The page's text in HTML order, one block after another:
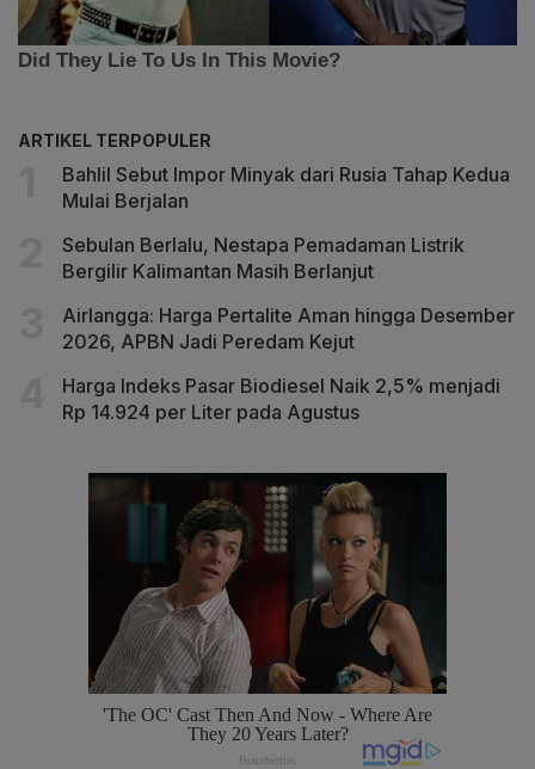
ARTIKEL TERPOPULER
Bahlil Sebut Impor Minyak dari Rusia Tahap Kedua
Mulai Berjalan
Sebulan Berlalu, Nestapa Pemadaman Listrik
Bergilir Kalimantan Masih Berlanjut
Airlangga: Harga Pertalite Aman hingga Desember
2026, APBN Jadi Peredam Kejut
Harga Indeks Pasar Biodiesel Naik 2,5% menjadi
Rp 14.924 per Liter pada Agustus